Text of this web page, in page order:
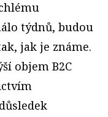
týdnů, budou
jak je známe.
objem B2C